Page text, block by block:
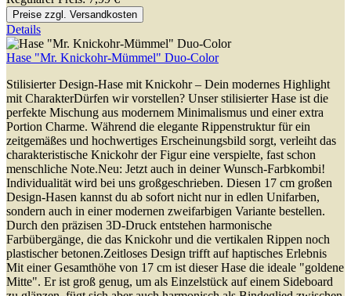
Preise zzgl. Versandkosten
Details
Hase "Mr. Knickohr-Mümmel" Duo-Color
Stilisierter Design-Hase mit Knickohr – Dein modernes Highlight
mit CharakterDürfen wir vorstellen? Unser stilisierter Hase ist die
perfekte Mischung aus modernem Minimalismus und einer extra
Portion Charme. Während die elegante Rippenstruktur für ein
zeitgemäßes und hochwertiges Erscheinungsbild sorgt, verleiht das
charakteristische Knickohr der Figur eine verspielte, fast schon
menschliche Note.Neu: Jetzt auch in deiner Wunsch-Farbkombi!
Individualität wird bei uns großgeschrieben. Diesen 17 cm großen
Design-Hasen kannst du ab sofort nicht nur in edlen Unifarben,
sondern auch in einer modernen zweifarbigen Variante bestellen.
Durch den präzisen 3D-Druck entstehen harmonische
Farbübergänge, die das Knickohr und die vertikalen Rippen noch
plastischer betonen.Zeitloses Design trifft auf haptisches Erlebnis
Mit einer Gesamthöhe von 17 cm ist dieser Hase die ideale "goldene
Mitte". Er ist groß genug, um als Einzelstück auf einem Sideboard